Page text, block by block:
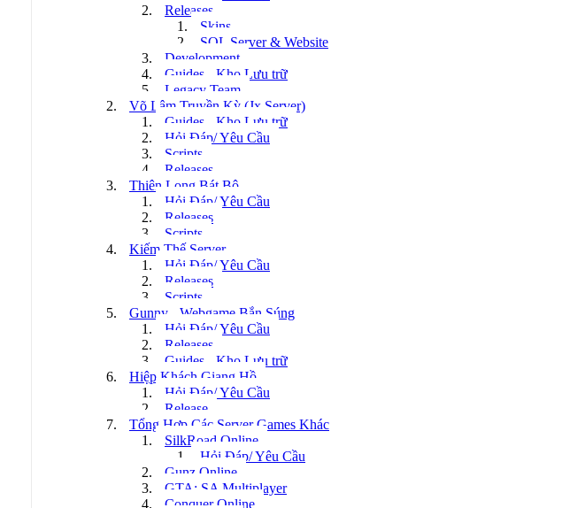
Releases
Skins
SQL Server & Website
Development
Guides - Kho Lưu trữ
Legacy Team
Võ Lâm Truyền Kỳ (Jx Server)
Guides - Kho Lưu trữ
Hỏi Đáp/ Yêu Cầu
Scripts
Releases
Thiên Long Bát Bộ
Hỏi Đáp/ Yêu Cầu
Releases
Scripts
Kiếm Thế Server
Hỏi Đáp/ Yêu Cầu
Releases
Scripts
Gunny - Webgame Bắn Súng
Hỏi Đáp/ Yêu Cầu
Releases
Guides - Kho Lưu trữ
Hiệp Khách Giang Hồ
Hỏi Đáp/ Yêu Cầu
Release
Tổng Hợp Các Server Games Khác
SilkRoad Online
Hỏi Đáp/ Yêu Cầu
Gunz Online
GTA: SA Multiplayer
Conquer Online